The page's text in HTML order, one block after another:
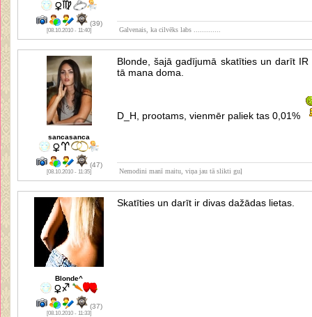
(39)
[08.10.2010 - 11:40] Galvenais, ka cilvēks labs .............
sancasanca
(47)
[08.10.2010 - 11:35]
Blonde, šajā gadījumā skatīties un darīt
tā mana doma.
D_H, prootams, vienmēr paliek tas 0,01%
Nemodini manī maitu, viņa jau tā slikti guļ
Blonde^
(37)
[08.10.2010 - 11:33]
Skatīties un darīt ir divas dažādas lietas.